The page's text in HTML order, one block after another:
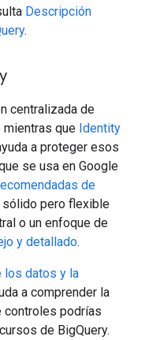
Descripción
.
centralizada de
que Identity
a proteger esos
se usa en Google
de
sólido pero flexible
o un enfoque de
y detallado.
los datos y la
a comprender la
controles podrías
de BigQuery.